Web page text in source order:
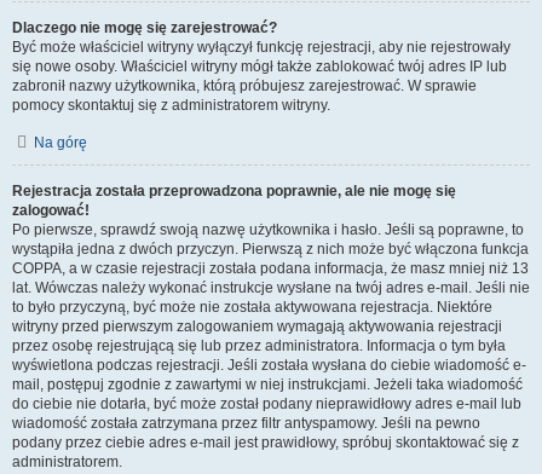
Dlaczego nie mogę się zarejestrować?
Być może właściciel witryny wyłączył funkcję rejestracji, aby nie rejestrowały
się nowe osoby. Właściciel witryny mógł także zablokować twój adres IP lub
zabronił nazwy użytkownika, którą próbujesz zarejestrować. W sprawie
pomocy skontaktuj się z administratorem witryny.
Na górę
Rejestracja została przeprowadzona poprawnie, ale nie mogę się
zalogować!
Po pierwsze, sprawdź swoją nazwę użytkownika i hasło. Jeśli są poprawne, to
wystąpiła jedna z dwóch przyczyn. Pierwszą z nich może być włączona funkcja
COPPA, a w czasie rejestracji została podana informacja, że masz mniej niż 13
lat. Wówczas należy wykonać instrukcje wysłane na twój adres e-mail. Jeśli nie
to było przyczyną, być może nie została aktywowana rejestracja. Niektóre
witryny przed pierwszym zalogowaniem wymagają aktywowania rejestracji
przez osobę rejestrującą się lub przez administratora. Informacja o tym była
wyświetlona podczas rejestracji. Jeśli została wysłana do ciebie wiadomość e-
mail, postępuj zgodnie z zawartymi w niej instrukcjami. Jeżeli taka wiadomość
do ciebie nie dotarła, być może został podany nieprawidłowy adres e-mail lub
wiadomość została zatrzymana przez filtr antyspamowy. Jeśli na pewno
podany przez ciebie adres e-mail jest prawidłowy, spróbuj skontaktować się z
administratorem.